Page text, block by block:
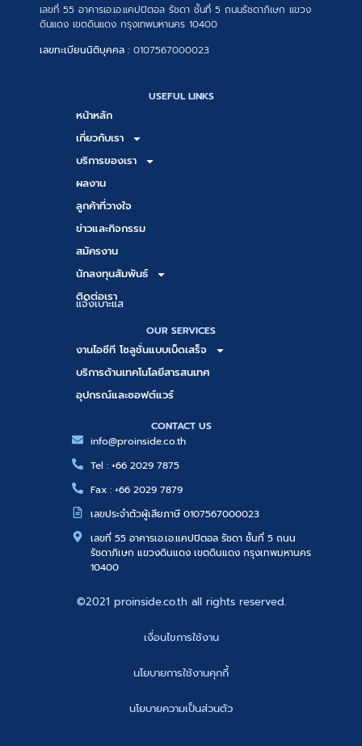
เลขที่ 55 อาคารเอ.เอ.แคปปิตอล รัชดา ชั้นที่ 5 ถนนรัชดาภิเษก แขวง
ดินแดง เขตดินแดง กรุงเทพมหานคร 10400
เลขทะเบียนนิติบุคคล : 0107567000023
USEFUL LINKS
หน้าหลัก
เกี่ยวกับเรา
บริการของเรา
ผลงาน
ลูกค้าที่วางใจ
ข่าวและกิจกรรม
สมัครงาน
นักลงทุนสัมพันธ์
ติดต่อเรา
แจ้งเบาะแส
OUR SERVICES
งานไอซีที โซลูชั่นแบบเบ็ดเสร็จ
บริการด้านเทคโนโลยีสารสนเทศ
อุปกรณ์และซอฟต์แวร์
CONTACT US
info@proinside.co.th
Tel : +66 2029 7875
Fax : +66 2029 7879
เลขประจำตัวผู้เสียภาษี 0107567000023
เลขที่ 55 อาคารเอ.เอ.แคปปิตอล รัชดา ชั้นที่ 5 ถนน
รัชดาภิเษก แขวงดินแดง เขตดินแดง กรุงเทพมหานคร
10400
©2021 proinside.co.th all rights reserved.
เงื่อนไขการใช้งาน
นโยบายการใช้งานคุกกี้
นโยบายความเป็นส่วนตัว